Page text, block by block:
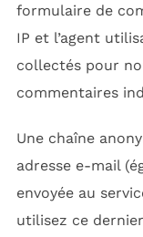
formulaire de
IP et l’agent
collectés pour
commentaires
Une chaîne
adresse e-mail
envoyée au
utilisez ce